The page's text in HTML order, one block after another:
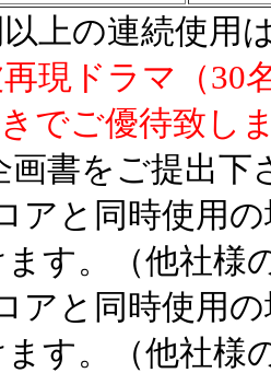
の連続使用は
現ドラマ（30
でご優待致し
をご提出下
と同時使用の
す。（他社様
と同時使用の
す。（他社様